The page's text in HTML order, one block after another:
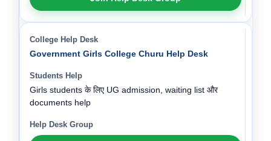
Government Girls College Churu Help Desk
Girls students के लिए UG admission, waiting list और
documents help